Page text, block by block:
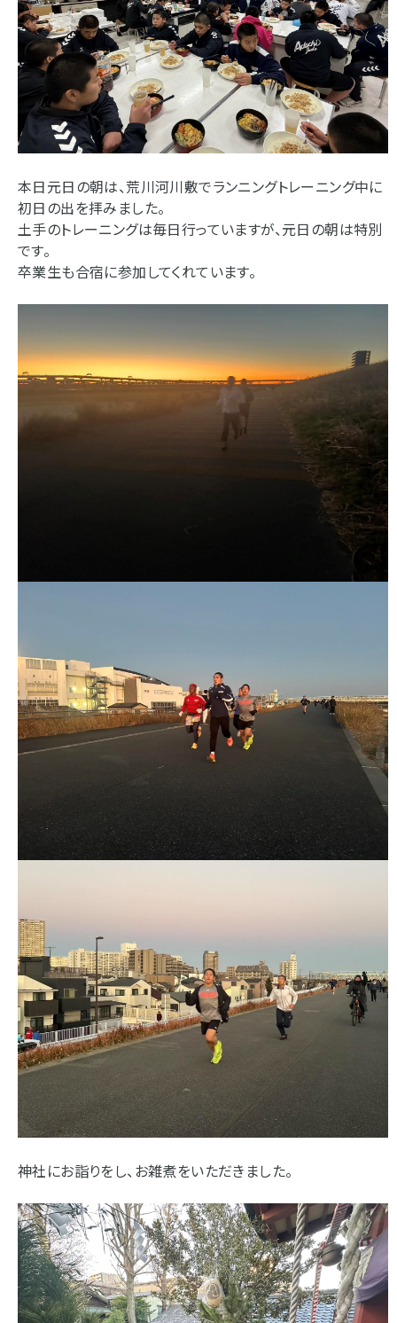
本日元日の朝は、荒川河川敷でランニングトレーニング中に
初日の出を拝みました。
土手のトレーニングは毎日行っていますが、元日の朝は特別
です。
卒業生も合宿に参加してくれています。
神社にお詣りをし、お雑煮をいただきました。